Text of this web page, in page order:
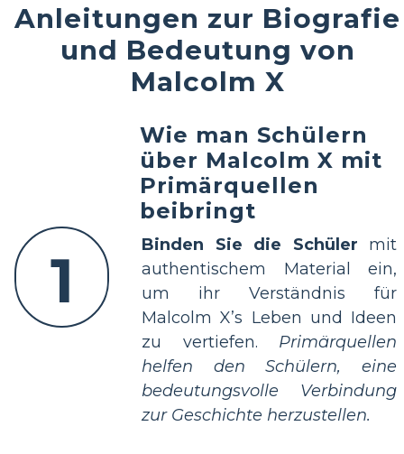
Anleitungen zur Biografie
und Bedeutung von
Malcolm X
1
Wie man Schülern
über Malcolm X mit
Primärquellen
beibringt
Binden Sie die Schüler mit
authentischem Material ein,
um ihr Verständnis für
Malcolm X’s Leben und Ideen
zu vertiefen. Primärquellen
helfen den Schülern, eine
bedeutungsvolle Verbindung
zur Geschichte herzustellen.